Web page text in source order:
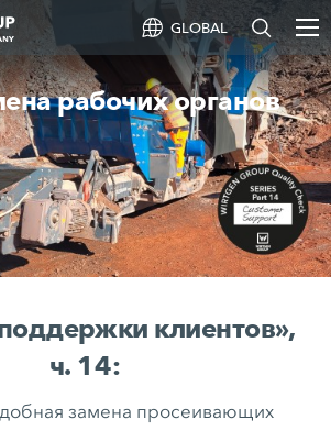
GLOBAL
рабочих органов
клиентов»,
ч. 14:
замена просеивающих